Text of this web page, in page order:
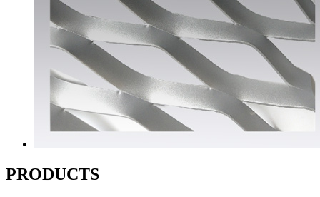
PRODUCTS